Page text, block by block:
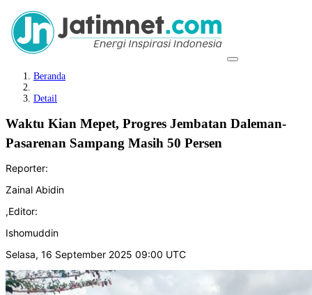
Beranda
Detail
Waktu Kian Mepet, Progres Jembatan Daleman-
Pasarenan Sampang Masih 50 Persen
Reporter:
Zainal Abidin
,Editor:
Ishomuddin
Selasa, 16 September 2025 09:00 UTC